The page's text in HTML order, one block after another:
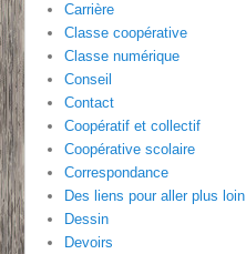
Carrière
Classe coopérative
Classe numérique
Conseil
Contact
Coopératif et collectif
Coopérative scolaire
Correspondance
Des liens pour aller plus loin
Dessin
Devoirs